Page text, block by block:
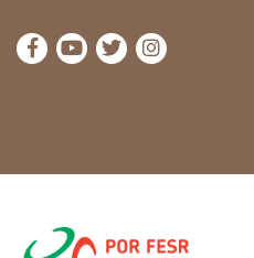
die Seite Facebook von
die Seite YouTube
die Seitedie Seite